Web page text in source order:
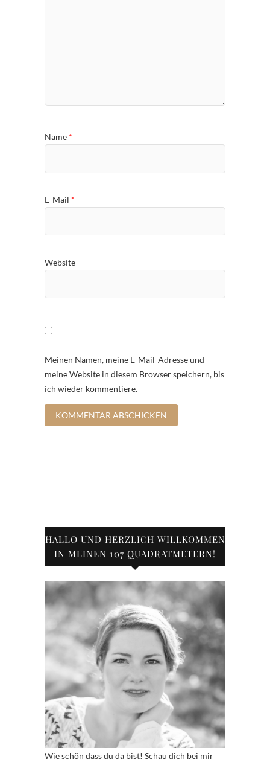
Name *
E-Mail *
Website
Meinen Namen, meine E-Mail-Adresse und
meine Website in diesem Browser speichern, bis
ich wieder kommentiere.
HALLO UND HERZLICH WILLKOMMEN
IN MEINEN 107 QUADRATMETERN!
Wie schön dass du da bist! Schau dich bei mir